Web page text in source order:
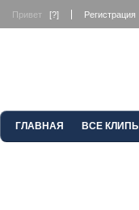
Привет [?] Регистрация
ГЛАВНАЯ ВСЕ КЛИПЫ